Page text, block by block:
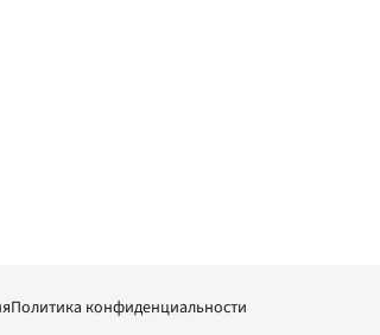
Политика конфиденциальности